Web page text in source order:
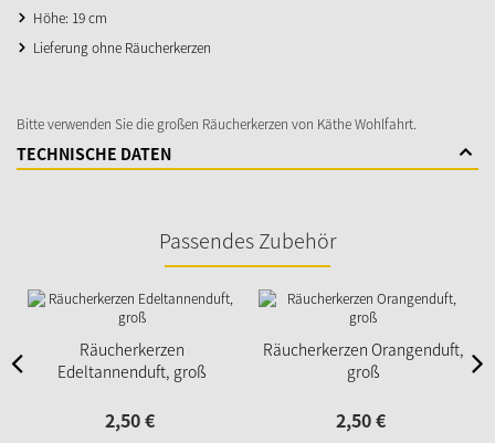
Höhe: 19 cm
Lieferung ohne Räucherkerzen
Bitte verwenden Sie die großen Räucherkerzen von Käthe Wohlfahrt.
TECHNISCHE DATEN
Passendes Zubehör
Räucherkerzen
Edeltannenduft, groß
2,50€
Räucherkerzen Orangenduft,
groß
2,50€